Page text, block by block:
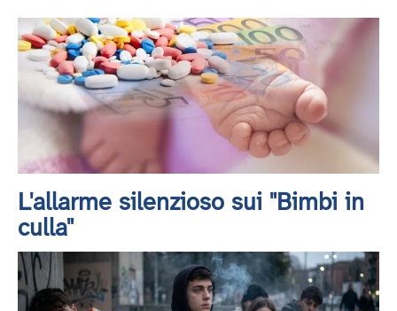
principale
L'allarme silenzioso sui "Bimbi in
culla"